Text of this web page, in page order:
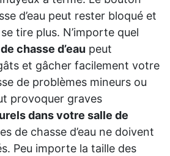
d’eau peut rester bloqué et
tire plus. N’importe quel
chasse d’eau peut
et gâcher facilement votre
de problèmes mineurs ou
provoquer graves
dans votre salle de
de chasse d’eau ne doivent
Peu importe la taille des